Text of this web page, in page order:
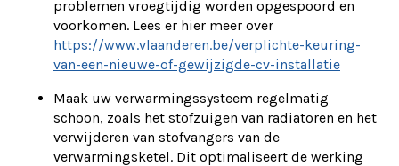
problemen vroegtijdig worden opgespoord en
voorkomen. Lees er hier meer over
https://www.vlaanderen.be/verplichte-keuring-
van-een-nieuwe-of-gewijzigde-cv-installatie
Maak uw verwarmingssysteem regelmatig
schoon, zoals het stofzuigen van radiatoren en het
verwijderen van stofvangers van de
verwarmingsketel. Dit optimaliseert de werking